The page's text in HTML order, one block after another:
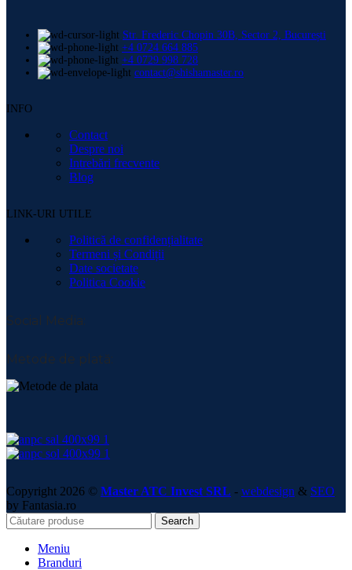
Str. Frederic Chopin 30B, Sector 2, București
+4 0724 664 885
+4 0729 998 728
contact@shishamaster.ro
INFO
Contact
Despre noi
Intrebări frecvente
Blog
LINK-URI UTILE
Politică de confidențialitate
Termeni și Condiții
Date societate
Politica Cookie
Social Media:
Metode de plată:
Copyright 2026 © Master ATC Invest SRL - webdesign & SEO
by Fantasia.ro
Search
Meniu
Branduri